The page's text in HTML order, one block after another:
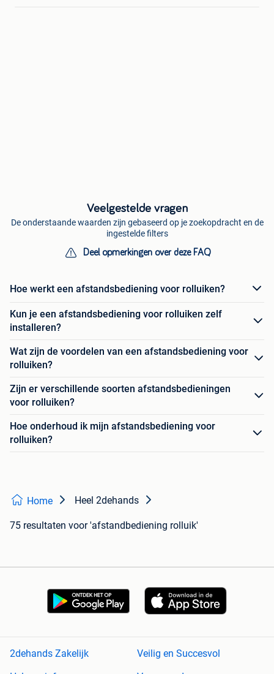
Veelgestelde vragen
De onderstaande waarden zijn gebaseerd op je zoekopdracht en de
ingestelde filters
Deel opmerkingen over deze FAQ
Hoe werkt een afstandsbediening voor rolluiken?
Kun je een afstandsbediening voor rolluiken zelf
installeren?
Wat zijn de voordelen van een afstandsbediening voor
rolluiken?
Zijn er verschillende soorten afstandsbedieningen
voor rolluiken?
Hoe onderhoud ik mijn afstandsbediening voor
rolluiken?
Home Heel 2dehands
75 resultaten voor 'afstandbediening rolluik'
2dehands Zakelijk
Veilig en Succesvol